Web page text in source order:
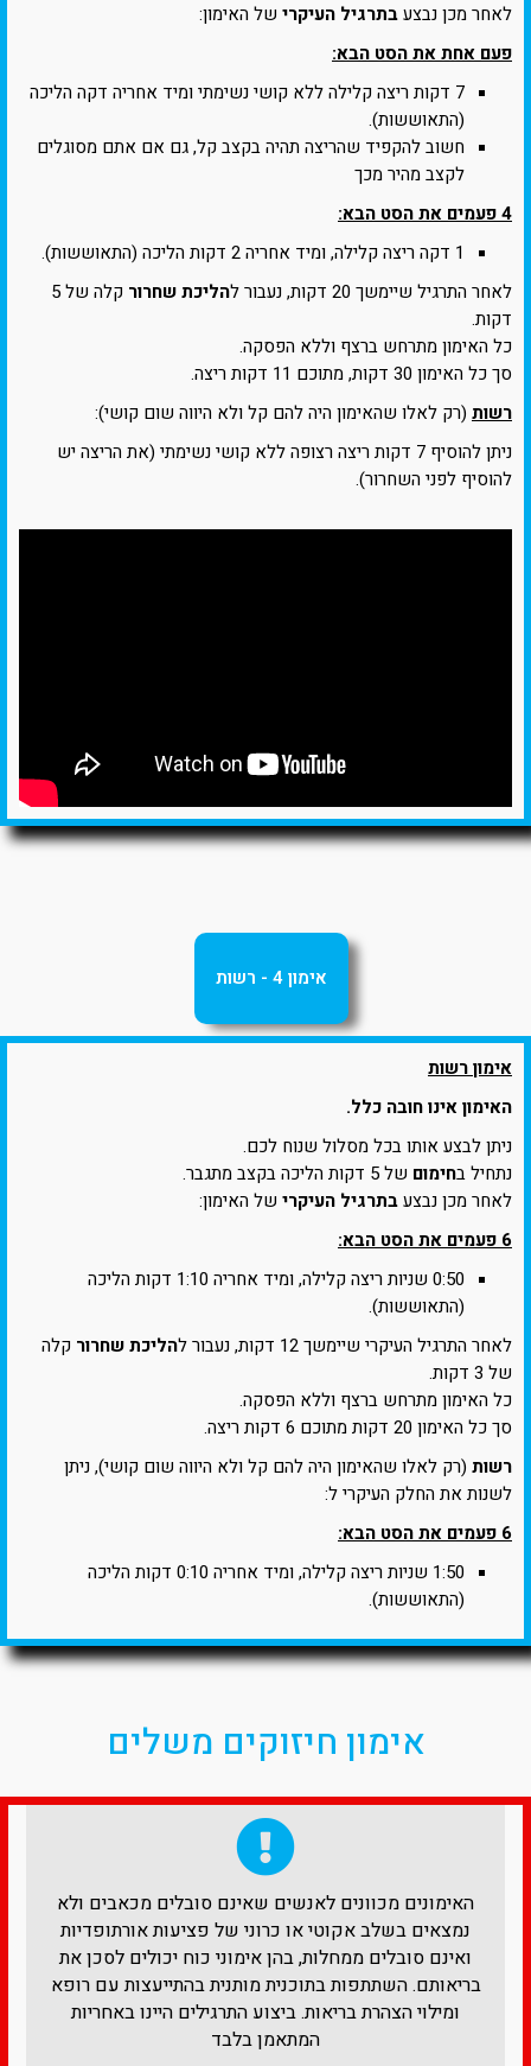
לאחר מכן נבצעבתרגיל העיקרי של האימון:
פעם אחת את הסט הבא:
7 דקות ריצה קלילה ללא קושי נשימתי ומיד אחריה דקה הליכה
(התאוששות).
חשוב להקפיד שהריצה תהיה בקצב קל, גם אם אתם מסוגלים
לקצב מהיר מכך
4 פעמים את הסט הבא:
1 דקה ריצה קלילה, ומיד אחריה 2 דקות הליכה (התאוששות).
לאחר התרגיל שיימשך 20 דקות, נעבור ל
הליכת שחרור
קלה של 5
דקות.
כל האימון מתרחש ברצף וללא הפסקה.
סך כל האימון 30 דקות, מתוכם 11 דקות ריצה.
רשות (רק לאלו שהאימון היה להם קל ולא היווה שום קושי):
ניתן להוסיף 7 דקות ריצה רצופה ללא קושי נשימתי (את הריצה יש
להוסיף לפני השחרור).
אימון 4 - רשות
אימון רשות
האימון אינו חובה כלל.
ניתן לבצע אותו בכל מסלול שנוח לכם.
נתחיל בחימום של 5 דקות הליכה בקצב מתגבר.
לאחר מכן נבצעבתרגיל העיקרי של האימון:
6 פעמים את הסט הבא:
0:50 שניות ריצה קלילה, ומיד אחריה 1:10 דקות הליכה
(התאוששות).
לאחר התרגיל העיקרי שיימשך 12 דקות, נעבור ל
הליכת שחרור קלה
של 3 דקות.
כל האימון מתרחש ברצף וללא הפסקה.
סך כל האימון 20 דקות מתוכם 6 דקות ריצה.
רשות (רק לאלו שהאימון היה להם קל ולא היווה שום קושי), ניתן
לשנות את החלק העיקרי ל:
6 פעמים את הסט הבא:
1:50 שניות ריצה קלילה, ומיד אחריה 0:10 דקות הליכה
(התאוששות).
אימון חיזוקים משלים
האימונים מכוונים לאנשים שאינם סובלים מכאבים ולא
נמצאים בשלב אקוטי או כרוני של פציעות אורתופדיות
ואינם סובלים ממחלות, בהן אימוני כוח יכולים לסכן את
בריאותם. השתתפות בתוכנית מותנית בהתייעצות עם רופא
ומילוי הצהרת בריאות. ביצוע התרגילים היינו באחריות
המתאמן בלבד​